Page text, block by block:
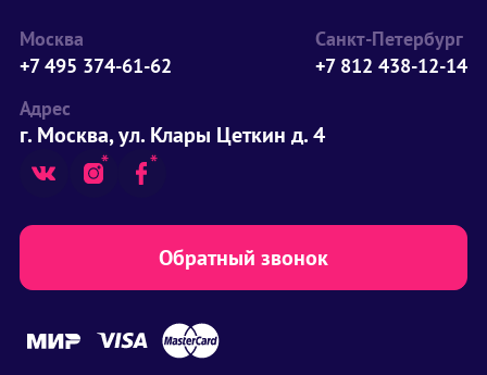
Москва
+7 495 374-61-62
Санкт-Петербург
+7 812 438-12-14
Адрес
г. Москва, ул. Клары Цеткин д. 4
Обратный звонок